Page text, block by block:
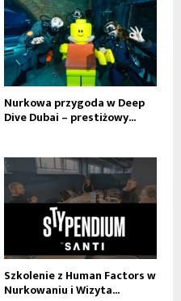
Nurkowa przygoda w Deep
Dive Dubai – prestiżowy...
Szkolenie z Human Factors w
Nurkowaniu i Wizyta...